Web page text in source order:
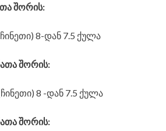
შორის:
8-დან 7.5 ქულა
შორის:
8 -დან 7.5 ქულა
შორის: